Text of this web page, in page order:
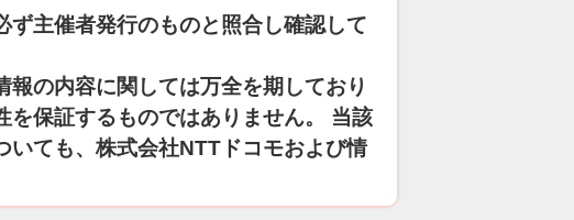
主催者発行のものと照合し確認して
の内容に関しては万全を期しており
を保証するものではありません。 当該
いても、株式会社NTTドコモおよび情